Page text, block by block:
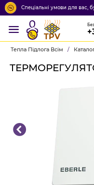
Спеціальні умови для вас,
TPV
Тепла Підлога Всім /